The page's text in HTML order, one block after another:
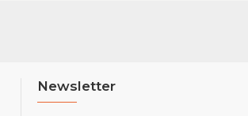
Newsletter